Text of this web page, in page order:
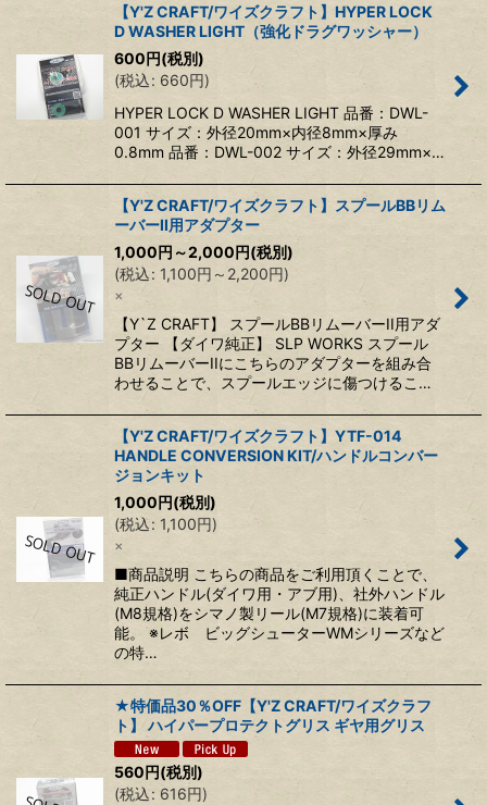
【Y'Z CRAFT/ワイズクラフト】HYPER LOCK
D WASHER LIGHT（強化ドラグワッシャー）
600円(税別)
(税込: 660円)
HYPER LOCK D WASHER LIGHT 品番：DWL-
001 サイズ：外径20mm×内径8mm×厚み
0.8mm 品番：DWL-002 サイズ：外径29mm×…
【Y'Z CRAFT/ワイズクラフト】スプールBBリム
ーバーII用アダプター
1,000円 ～2,000円(税別)
(税込: 1,100円 ～2,200円)
×
【Y`Z CRAFT】 スプールBBリムーバーII用アダ
プター 【ダイワ純正】 SLP WORKS スプール
BBリムーバーIIにこちらのアダプターを組み合
わせることで、スプールエッジに傷つけるこ…
【Y'Z CRAFT/ワイズクラフト】YTF-014
HANDLE CONVERSION KIT/ハンドルコンバー
ジョンキット
1,000円(税別)
(税込: 1,100円)
×
■商品説明 こちらの商品をご利用頂くことで、
純正ハンドル(ダイワ用・アブ用)、社外ハンドル
(M8規格)をシマノ製リール(M7規格)に装着可
能。 ※レボ ビッグシューターWMシリーズなど
の特…
★特価品30％OFF【Y'Z CRAFT/ワイズクラフ
ト】 ハイパープロテクトグリス ギヤ用グリス
560円(税別)
(税込: 616円)